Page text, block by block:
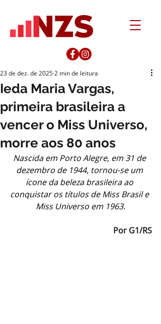
Ieda Maria Vargas,
primeira brasileira a
vencer o Miss Universo,
morre aos 80 anos
23 de dez. de 20252 min de leitura
Nascida em Porto Alegre, em 31 de
dezembro de 1944, tornou-se um
ícone da beleza brasileira ao
conquistar os títulos de Miss Brasil e
Miss Universo em 1963.
Por G1/RS